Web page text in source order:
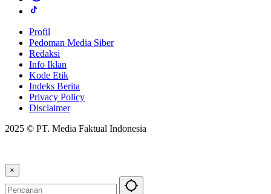
Profil
Pedoman Media Siber
Redaksi
Info Iklan
Kode Etik
Indeks Berita
Privacy Policy
Disclaimer
2025 © PT. Media Faktual Indonesia
×